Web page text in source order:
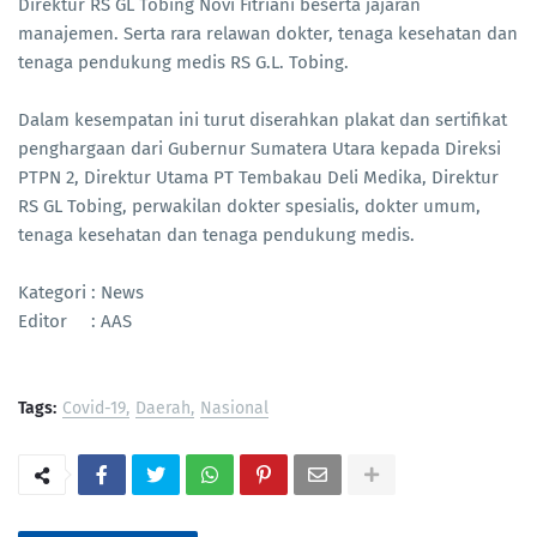
Direktur RS GL Tobing Novi Fitriani beserta jajaran
manajemen. Serta rara relawan dokter, tenaga kesehatan dan
tenaga pendukung medis RS G.L. Tobing.
Dalam kesempatan ini turut diserahkan plakat dan sertifikat
penghargaan dari Gubernur Sumatera Utara kepada Direksi
PTPN 2, Direktur Utama PT Tembakau Deli Medika, Direktur
RS GL Tobing, perwakilan dokter spesialis, dokter umum,
tenaga kesehatan dan tenaga pendukung medis.
Kategori : News
Editor : AAS
Tags: Covid-19 Daerah Nasional